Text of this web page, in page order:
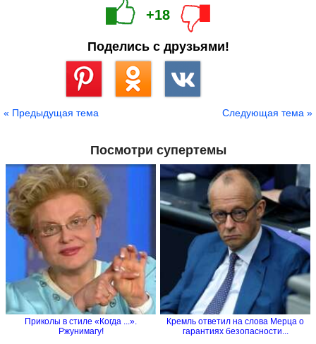
+18
Поделись с друзьями!
« Предыдущая тема Следующая тема »
Посмотри супертемы
Приколы в стиле «Когда ...».
Ржунимагу!
Кремль ответил на слова Мерца о
гарантиях безопасности...